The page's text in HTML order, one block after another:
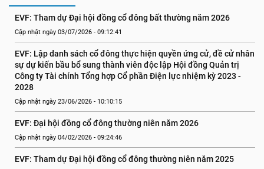
EVF: Tham dự Đại hội đồng cổ đông bất thường năm 2026
Cập nhật ngày 03/07/2026 - 09:12:41
EVF: Lập danh sách cổ đông thực hiện quyền ứng cử, đề cử nhân
sự dự kiến bầu bổ sung thành viên độc lập Hội đồng Quản trị
Công ty Tài chính Tổng hợp Cổ phần Điện lực nhiệm kỳ 2023 -
2028
Cập nhật ngày 23/06/2026 - 10:10:15
EVF: Đại hội đồng cổ đông thường niên năm 2026
Cập nhật ngày 04/02/2026 - 09:24:46
EVF: Tham dự Đại hội đồng cổ đông thường niên năm 2025